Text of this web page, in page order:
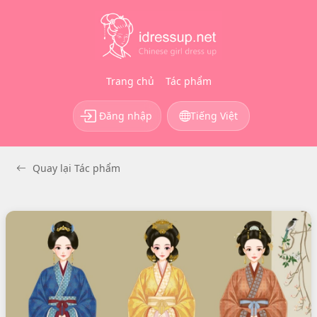
Trang chủ Tác phẩm
Đăng nhập Tiếng Việt
Quay lại Tác phẩm